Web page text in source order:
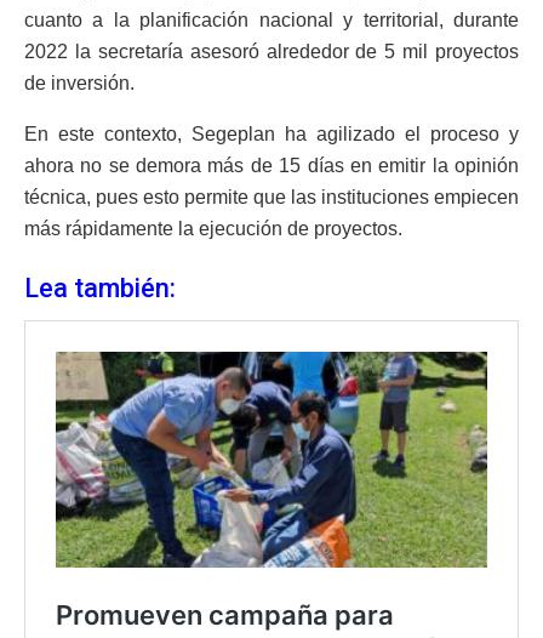
cuanto a la planificación nacional y territorial, durante
2022 la secretaría asesoró alrededor de 5 mil proyectos
de inversión.
En este contexto, Segeplan ha agilizado el proceso y
ahora no se demora más de 15 días en emitir la opinión
técnica, pues esto permite que las instituciones empiecen
más rápidamente la ejecución de proyectos.
Lea también: